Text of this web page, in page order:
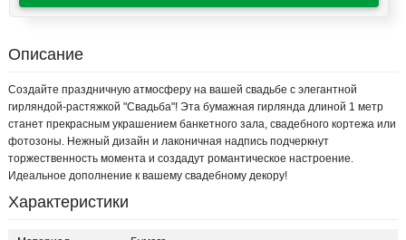
Описание
Создайте праздничную атмосферу на вашей свадьбе с элегантной
гирляндой-растяжкой "Свадьба"! Эта бумажная гирлянда длиной 1 метр
станет прекрасным украшением банкетного зала, свадебного кортежа или
фотозоны. Нежный дизайн и лаконичная надпись подчеркнут
торжественность момента и создадут романтическое настроение.
Идеальное дополнение к вашему свадебному декору!
Характеристики